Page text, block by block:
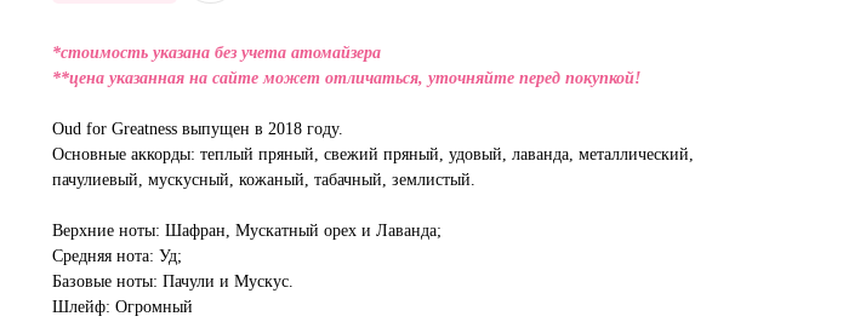
*стоимость указана без учета атомайзера
**цена указанная на сайте может отличаться, уточняйте перед покупкой!
Oud for Greatness выпущен в 2018 году.
Основные аккорды: теплый пряный, свежий пряный, удовый, лаванда, металлический,
пачулиевый, мускусный, кожаный, табачный, землистый.
Верхние ноты: Шафран, Мускатный орех и Лаванда;
Средняя нота: Уд;
Базовые ноты: Пачули и Мускус.
Шлейф: Огромный